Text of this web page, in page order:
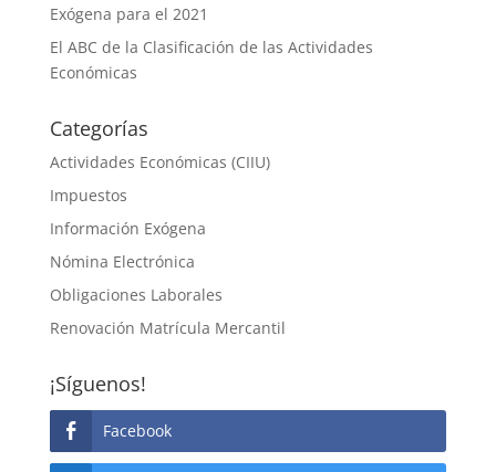
Exógena para el 2021
El ABC de la Clasificación de las Actividades
Económicas
Categorías
Actividades Económicas (CIIU)
Impuestos
Información Exógena
Nómina Electrónica
Obligaciones Laborales
Renovación Matrícula Mercantil
¡Síguenos!
Facebook